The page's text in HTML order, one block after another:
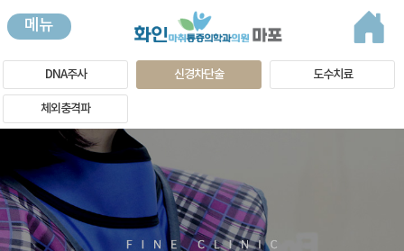
메뉴
DNA주사 신경차단술 도수치료
체외충격파